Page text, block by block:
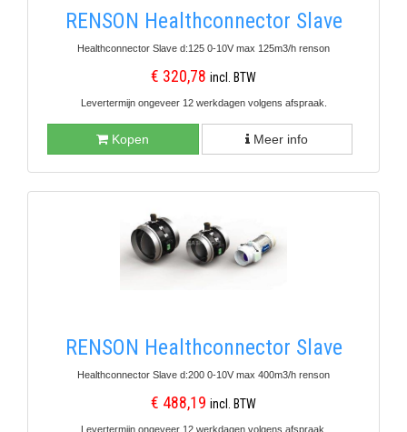
RENSON Healthconnector Slave
Healthconnector Slave d:125 0-10V max 125m3/h renson
€ 320,78 incl. BTW
Levertermijn ongeveer 12 werkdagen volgens afspraak.
Kopen Meer info
RENSON Healthconnector Slave
Healthconnector Slave d:200 0-10V max 400m3/h renson
€ 488,19 incl. BTW
Levertermijn ongeveer 12 werkdagen volgens afspraak.